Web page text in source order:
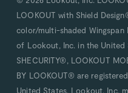
LOOKOUT with Shield
color/multi-shaded
of Lookout, Inc. in the United
SHECURITY®, LOOKOUT
BY LOOKOUT® are
United States. Lookout, Inc.